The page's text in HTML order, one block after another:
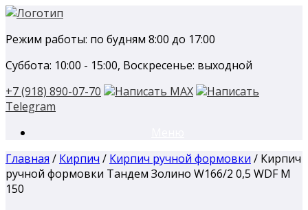
Перейти
содержанию
Режим работы: по будням 8:00 до 17:00
Суббота: 10:00 - 15:00, Воскресенье: выходной
+7 (918) 890-07-70
Написать MAX
Написать
Telegram
Главная / Кирпич / Кирпич ручной формовки / Кирпич
ручной формовки Тандем Золино W166/2 0,5 WDF М
150